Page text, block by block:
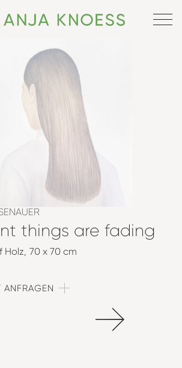
things are fading
Holz 70 x 70 cm
ANFRAGEN